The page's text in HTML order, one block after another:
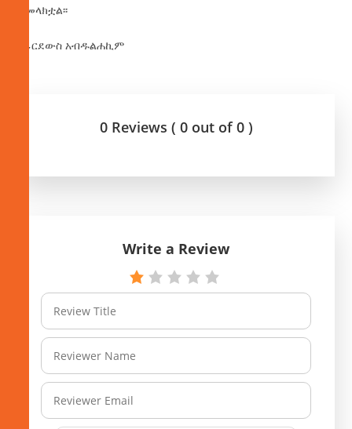
ተመላክቷል፡፡
በፊርደውስ አብዱልሐኪም
0 Reviews ( 0 out of 0 )
Write a Review